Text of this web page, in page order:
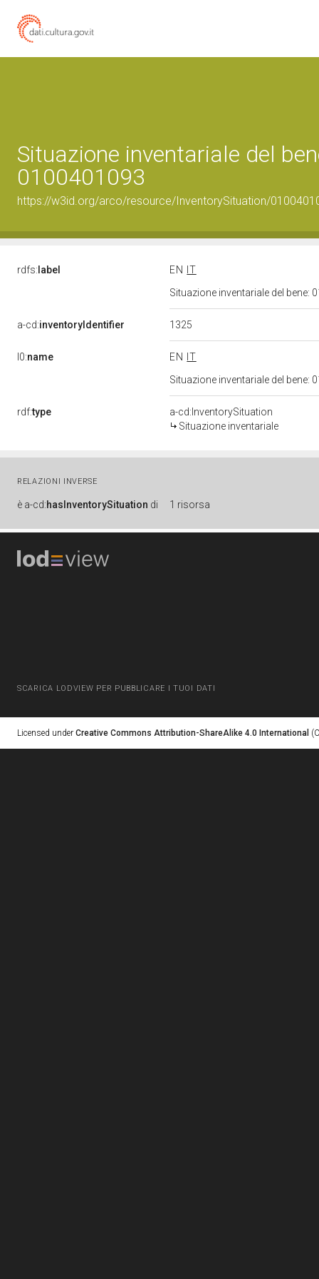
Situazione inventariale del
0100401093
https://w3id.org/arco/resource/InventorySituation/
rdfs: label EN
IT
Situazione inventariale del bene:
a-cd:inventoryIdentifier 1325
l0:name EN
IT
Situazione inventariale del bene:
rdf:type
a-cd:InventorySituation
Situazione inventariale
RELAZIONI INVERSE
è a-cd:hasInventorySituation di 1 risorsa
SCARICA LODVIEW PER PUBBLICARE I TUOI DATI
Licensed under Creative Commons Attribution-ShareAlike 4.0 International